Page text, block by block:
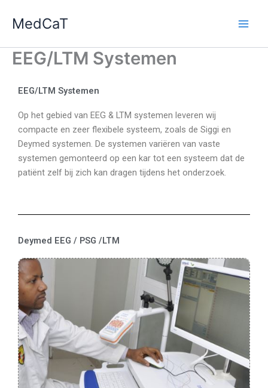
naar
inhoud
MedCaT
EEG/LTM Systemen
EEG/LTM Systemen
Op het gebied van EEG & LTM systemen leveren wij
compacte en zeer flexibele systeem, zoals de Siggi en
Deymed systemen. De systemen variëren van vaste
systemen gemonteerd op een kar tot een systeem dat de
patiënt zelf bij zich kan dragen tijdens het onderzoek.
Deymed EEG / PSG /LTM